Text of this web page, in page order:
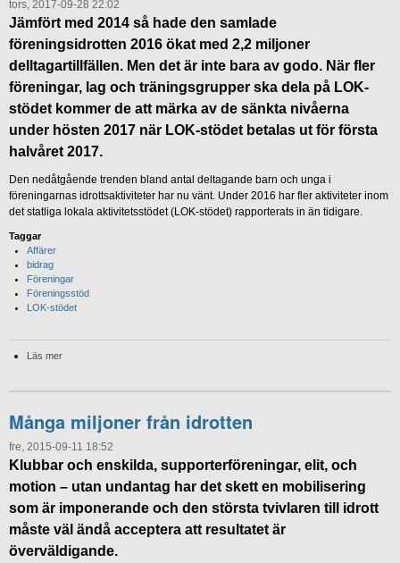
tors, 2017-09-28 22:02
Jämfört med 2014 så hade den samlade
föreningsidrotten 2016 ökat med 2,2 miljoner
delltagartillfällen. Men det är inte bara av godo. När fler
föreningar, lag och träningsgrupper ska dela på LOK-
stödet kommer de att märka av de sänkta nivåerna
under hösten 2017 när LOK-stödet betalas ut för första
halvåret 2017.
Den nedåtgående trenden bland antal deltagande barn och unga i
föreningarnas idrottsaktiviteter har nu vänt. Under 2016 har fler aktiviteter inom
det statliga lokala aktivitetsstödet (LOK-stödet) rapporterats in än tidigare.
Taggar
Affärer
bidrag
Föreningar
Föreningsstöd
LOK-stödet
Läs mer
Många miljoner från idrotten
fre, 2015-09-11 18:52
Klubbar och enskilda, supporterföreningar, elit, och
motion – utan undantag har det skett en mobilisering
som är imponerande och den största tvivlaren till idrott
måste väl ändå acceptera att resultatet är
överväldigande.